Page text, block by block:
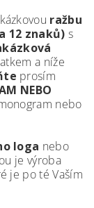
ražbu
12 znaků)s
a níže
prosím
NEBO
nebo
loga nebo
je výroba
je po té Vaším